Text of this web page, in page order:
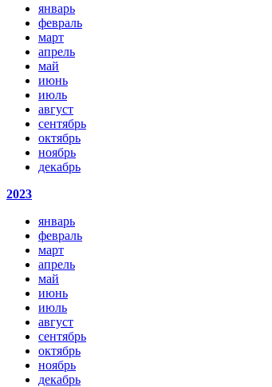
январь
февраль
март
апрель
май
июнь
июль
август
сентябрь
октябрь
ноябрь
декабрь
2023
январь
февраль
март
апрель
май
июнь
июль
август
сентябрь
октябрь
ноябрь
декабрь